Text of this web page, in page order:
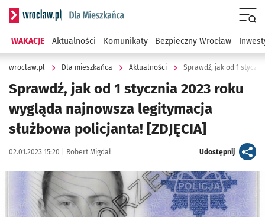
Serwis informacyjny wroclaw.pl podserwis: Dla mieszkańca
WAKACJE Aktualności Komunikaty Bezpieczny Wrocław
wroclaw.pl Dla mieszkańca Aktualności
Sprawdź, jak od 1 stycznia 2023 roku
wygląda najnowsza legitymacja
służbowa policjanta! [ZDJĘCIA]
Data publikacji:
02.01.2023 15:20 | Autor:
Robert Migdał Udostępnijartykuł
Kliknij, aby powiększyć